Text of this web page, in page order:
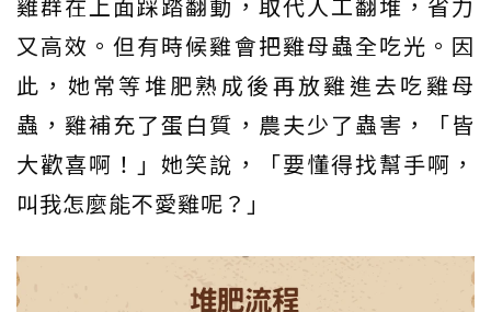
又高效。但有時候雞會把雞母蟲全吃光。因
此，她常等堆肥熟成後再放雞進去吃雞母
蟲，雞補充了蛋白質，農夫少了蟲害，「皆
大歡喜啊！」她笑說，「要懂得找幫手啊，
叫我怎麼能不愛雞呢？」